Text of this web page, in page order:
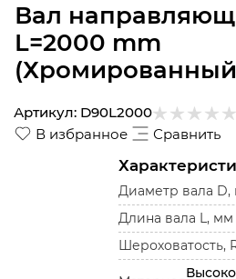
Вал
L=2000 mm
В избранное Сравнить
Артикул: D90L2000
Диаметр вала D,
Длина вала L, мм
Шероховатость,